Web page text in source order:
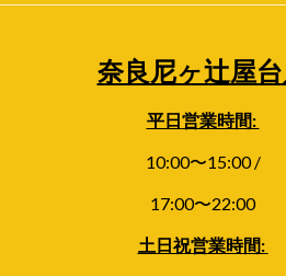
奈良尼ヶ辻屋
平日営業時間:
10:00〜15:00 /
17:00〜22:00
土日祝営業時間: